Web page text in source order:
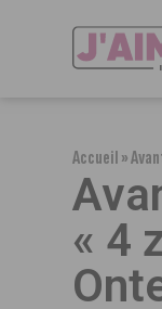
Accueil»
« 4